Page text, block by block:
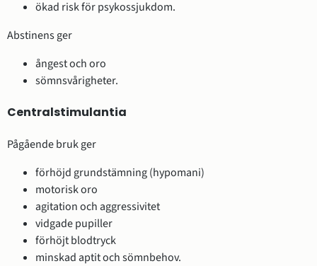
ökad risk för psykossjukdom.
Abstinens ger
ångest och oro
sömnsvårigheter.
Centralstimulantia
Pågående bruk ger
förhöjd grundstämning (hypomani)
motorisk oro
agitation och aggressivitet
vidgade pupiller
förhöjt blodtryck
minskad aptit och sömnbehov.